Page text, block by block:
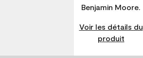
Benjamin Moore.
Voir les détails du
produit